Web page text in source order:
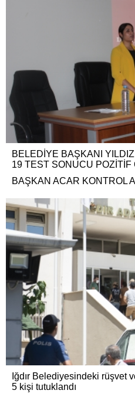
BELEDİYE BAŞKANI
19 TEST SONUCU POZİTİF
BAŞKAN ACAR KONTROL
Iğdır Belediyesindeki rüşvet
5 kişi tutuklandı